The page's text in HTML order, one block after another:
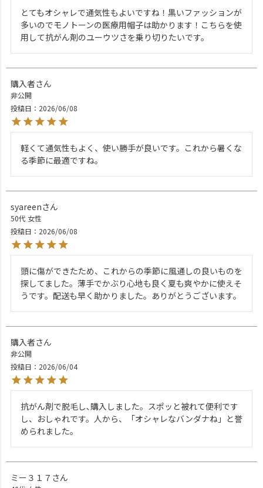
とてもオシャレで通気性もよいですね！黒いファッションが
多いのでモノトーンの医療用帽子は助かります！こちらを使
用して抗がん剤のユーウツさを乗り切りたいです。
購入者
非公開
投稿日
2026/06/08
軽くて通気性もよく、使い勝手が良いです。これから暑くな
る季節に最適ですね。
syareen
50代 女性
投稿日
2026/06/08
頭に傷ができたため、これからの季節に風通しの良いものを
探してました。薄手でかぶり心地も良く夏も爽やかに使えそ
うです。配送も早く助かりました。ありがとうございます。
購入者
非公開
投稿日
2026/06/04
抗がん剤で脱毛し､購入しました。スポッと被れて便利です
し、おしゃれです。人から、「オシャレなバンダナね」と誉
められました。
ミー３１７